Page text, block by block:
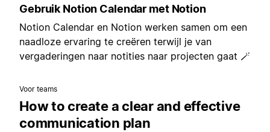
Gebruik Notion Calendar met Notion
Notion Calendar en Notion werken samen om een
naadloze ervaring te creëren terwijl je van
vergaderingen naar notities naar projecten gaat 🪄
Voor teams
How to create a clear and effective
communication plan